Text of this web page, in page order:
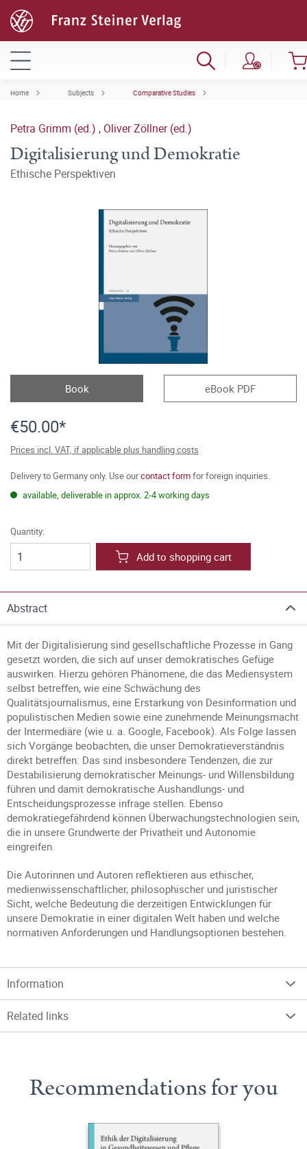
Home Subjects Comparative Studies
Petra Grimm (ed.) , Oliver Zöllner (ed.)
Digitalisierung und Demokratie
Ethische Perspektiven
Book eBook PDF
€50.00*
Prices incl. VAT, if applicable plus handling costs
Delivery to Germany only. Use ourcontact formfor foreign inquiries.
available, deliverable in approx. 2-4 working days
Quantity:
Add to shopping cart
Abstract
Mit der Digitalisierung sind gesellschaftliche Prozesse in Gang
gesetzt worden, die sich auf unser demokratisches Gefüge
auswirken. Hierzu gehören Phänomene, die das Mediensystem
selbst betreffen, wie eine Schwächung des
Qualitätsjournalismus, eine Erstarkung von Desinformation und
populistischen Medien sowie eine zunehmende Meinungsmacht
der Intermediäre (wie u. a. Google, Facebook). Als Folge lassen
sich Vorgänge beobachten, die unser Demokratieverständnis
direkt betreffen: Das sind insbesondere Tendenzen, die zur
Destabilisierung demokratischer Meinungs- und Willensbildung
führen und damit demokratische Aushandlungs- und
Entscheidungsprozesse infrage stellen. Ebenso
demokratiegefährdend können Überwachungstechnologien sein,
die in unsere Grundwerte der Privatheit und Autonomie
eingreifen.
Die Autorinnen und Autoren reflektieren aus ethischer,
medienwissenschaftlicher, philosophischer und juristischer
Sicht, welche Bedeutung die derzeitigen Entwicklungen für
unsere Demokratie in einer digitalen Welt haben und welche
normativen Anforderungen und Handlungsoptionen bestehen.
Information
Related links
Recommendations for you